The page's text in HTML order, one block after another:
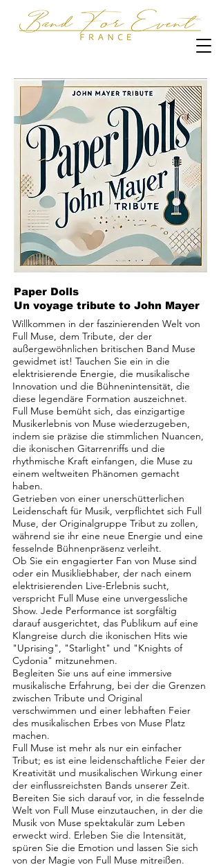
Paper Dolls
Un voyage tribute to John Mayer
Willkommen in der faszinierenden Welt von
Full Muse, dem Tribute, der der
außergewöhnlichen britischen Band Muse
gewidmet ist! Tauchen Sie ein in die
elektrisierende Energie, die musikalische
Innovation und die Bühnenintensität, die
diese legendäre Formation auszeichnet.
Full Muse bemüht sich, das einzigartige
Musikerlebnis von Muse wiederzugeben,
indem sie präzise die stimmlichen Nuancen,
die ikonischen Gitarrenriffs und die
rhythmische Kraft einfangen, die Muse zu
einem weltweiten Phänomen gemacht
haben.
Getrieben von einer unerschütterlichen
Leidenschaft für Musik, verpflichtet sich Full
Muse, der Originalgruppe Tribut zu zollen,
während sie ihr eine neue Energie und eine
fesselnde Bühnenpräsenz verleiht.
Ob Sie ein engagierter Fan von Muse sind
oder ein Musikliebhaber, der nach einem
elektrisierenden Live-Erlebnis sucht,
verspricht Full Muse eine unvergessliche
Show. Jede Performance ist sorgfältig
darauf ausgerichtet, das Publikum auf eine
Klangreise durch die ikonischen Hits wie
"Uprising", "Starlight" und "Knights of
Cydonia" mitzunehmen.
Begleiten Sie uns auf eine immersive
musikalische Erfahrung, bei der die Grenzen
zwischen Tribute und Original
verschwimmen und einer lebhaften Feier
des musikalischen Erbes von Muse Platz
machen.
Full Muse ist mehr als nur ein einfacher
Tribut; es ist eine leidenschaftliche Feier der
Kreativität und musikalischen Wirkung einer
der einflussreichsten Bands unserer Zeit.
Bereiten Sie sich darauf vor, in die fesselnde
Welt von Full Muse einzutauchen, in der die
Musik von Muse spektakulär zum Leben
erweckt wird. Erleben Sie die Intensität,
spüren Sie die Emotion und lassen Sie sich
von der Magie von Full Muse mitreißen.